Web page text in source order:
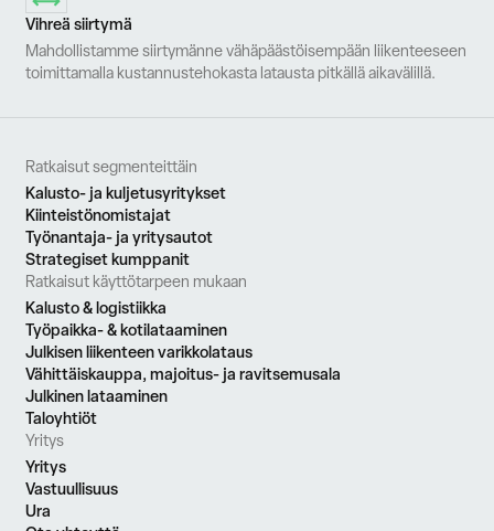
Vihreä siirtymä
Mahdollistamme siirtymänne vähäpäästöisempään liikenteeseen
toimittamalla kustannustehokasta latausta pitkällä aikavälillä.
Ratkaisut segmenteittäin
Kalusto- ja kuljetusyritykset
Kiinteistönomistajat
Työnantaja- ja yritysautot
Strategiset kumppanit
Ratkaisut käyttötarpeen mukaan
Kalusto & logistiikka
Työpaikka- & kotilataaminen
Julkisen liikenteen varikkolataus
Vähittäiskauppa, majoitus- ja ravitsemusala
Julkinen lataaminen
Taloyhtiöt
Yritys
Yritys
Vastuullisuus
Ura